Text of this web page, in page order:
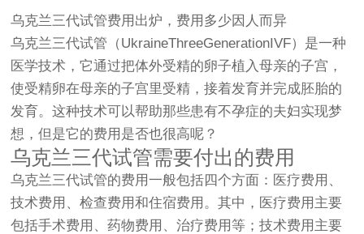
乌克兰三代试管费用出炉，费用多少因人而异
乌克兰三代试管（UkraineThreeGenerationIVF）是一种
医学技术，它通过把体外受精的卵子植入母亲的子宫，
使受精卵在母亲的子宫里受精，接着发育并完成胚胎的
发育。这种技术可以帮助那些患有不孕症的夫妇实现梦
想，但是它的费用是否也很高呢？
乌克兰三代试管需要付出的费用
乌克兰三代试管的费用一般包括四个方面：医疗费用、
技术费用、检查费用和住宿费用。其中，医疗费用主要
包括手术费用、药物费用、治疗费用等；技术费用主要